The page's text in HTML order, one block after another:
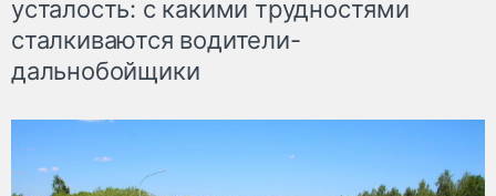
усталость: с какими трудностями
сталкиваются водители-
дальнобойщики